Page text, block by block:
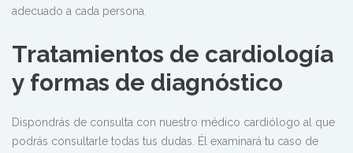
adecuado a cada persona.
Tratamientos de cardiología
y formas de diagnóstico
Dispondrás de consulta con nuestro médico cardiólogo al que
podrás consultarle todas tus dudas. Él examinará tu caso de